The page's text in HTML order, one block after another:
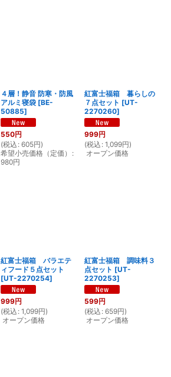
４層！静音 防寒・防風
アルミ寝袋 [BE-
50885]
550円
(税込 : 605円)
希望小売価格（定価） :
980円
紅富士福箱 暮らしの
７点セット [UT-
2270260]
999円
(税込 : 1,099円)
オープン価格
紅富士福箱 バラエテ
ィフード５点セット
[UT-2270254]
999円
(税込 : 1,099円)
オープン価格
紅富士福箱 調味料３
点セット [UT-
2270253]
599円
(税込 : 659円)
オープン価格